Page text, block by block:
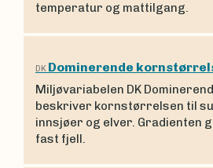
temperatur og mattilgang.
DK Dominerende
Miljøvariabelen DK
beskriver kornstørrelsen til
innsjøer og elver. Gradienten
fast fjell.